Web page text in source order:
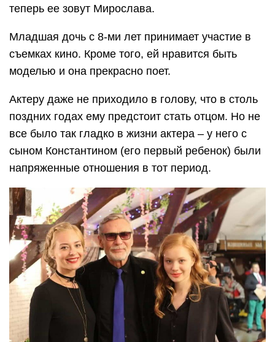
теперь ее зовут Мирослава.
Младшая дочь с 8-ми лет принимает участие в
съемках кино. Кроме того, ей нравится быть
моделью и она прекрасно поет.
Актеру даже не приходило в голову, что в столь
поздних годах ему предстоит стать отцом. Но не
все было так гладко в жизни актера – у него с
сыном Константином (его первый ребенок) были
напряженные отношения в тот период.